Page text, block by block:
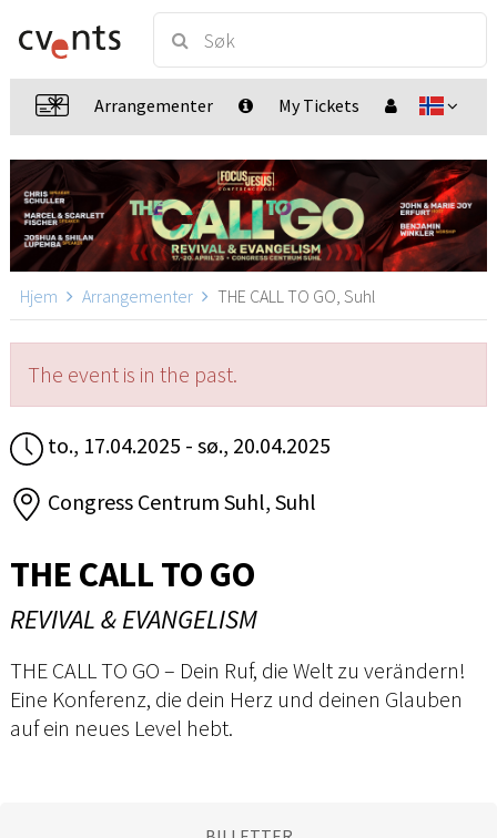
Arrangementer My Tickets
Hjem Arrangementer THE CALL TO GO, Suhl
The event is in the past.
to., 17.04.2025 - sø., 20.04.2025
Congress Centrum Suhl, Suhl
THE CALL TO GO
REVIVAL & EVANGELISM
THE CALL TO GO – Dein Ruf, die Welt zu verändern!
Eine Konferenz, die dein Herz und deinen Glauben
auf ein neues Level hebt.